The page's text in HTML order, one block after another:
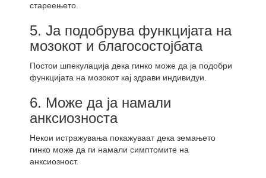
стареењето.
5. Ја подобрува функцијата на
мозокот и благосостојбата
Постои шпекулација дека гинко може да ја подобри
функцијата на мозокот кај здрави индивидуи.
6. Може да ја намали
анксиозноста
Некои истражувања покажуваат дека земањето
гинко може да ги намали симптомите на
анксиозност.